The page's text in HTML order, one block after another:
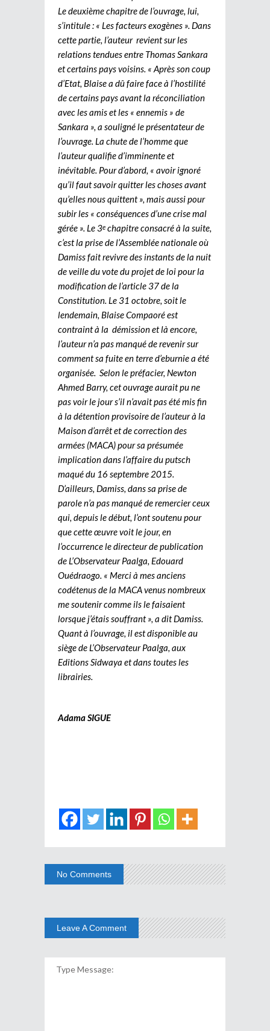
Le deuxième chapitre de l’ouvrage, lui,
s’intitule : « Les facteurs exogènes ». Dans
cette partie, l’auteur revient sur les
relations tendues entre Thomas Sankara
et certains pays voisins. « Après son coup
d’Etat, Blaise a dû faire face à l’hostilité
de certains pays avant la réconciliation
avec les amis et les « ennemis » de
Sankara », a souligné le présentateur de
l’ouvrage. La chute de l’homme que
l’auteur qualifie d’imminente et
inévitable. Pour d’abord, « avoir ignoré
qu’il faut savoir quitter les choses avant
qu’elles nous quittent », mais aussi pour
subir les « conséquences d’une crise mal
gérée ». Le 3e chapitre consacré à la suite,
c’est la prise de l’Assemblée nationale où
Damiss fait revivre des instants de la nuit
de veille du vote du projet de loi pour la
modification de l’article 37 de la
Constitution. Le 31 octobre, soit le
lendemain, Blaise Compaoré est
contraint à la démission et là encore,
l’auteur n’a pas manqué de revenir sur
comment sa fuite en terre d’eburnie a été
organisée. Selon le préfacier, Newton
Ahmed Barry, cet ouvrage aurait pu ne
pas voir le jour s’il n’avait pas été mis fin
à la détention provisoire de l’auteur à la
Maison d’arrêt et de correction des
armées (MACA) pour sa présumée
implication dans l’affaire du putsch
maqué du 16 septembre 2015.
D’ailleurs, Damiss, dans sa prise de
parole n’a pas manqué de remercier ceux
qui, depuis le début, l’ont soutenu pour
que cette œuvre voit le jour, en
l’occurrence le directeur de publication
de L’Observateur Paalga, Edouard
Ouédraogo. « Merci à mes anciens
codétenus de la MACA venus nombreux
me soutenir comme ils le faisaient
lorsque j’étais souffrant », a dit Damiss.
Quant à l’ouvrage, il est disponible au
siège de L’Observateur Paalga, aux
Editions Sidwaya et dans toutes les
librairies.
Adama SIGUE
No Comments
Leave A Comment